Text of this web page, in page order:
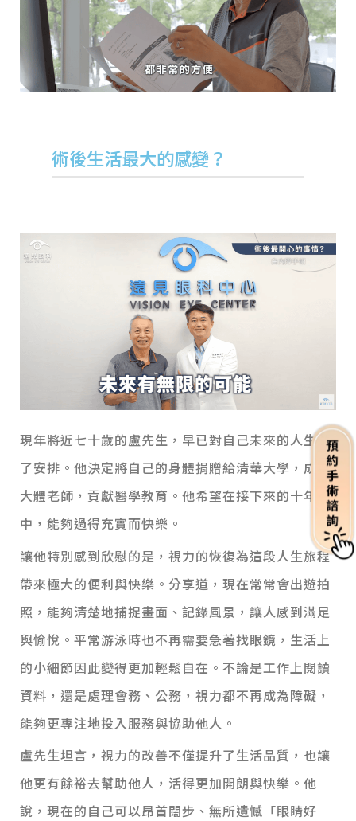
術後生活最大的感變？
現年將近七十歲的盧先生，早已對自己未來的人生做
了安排。他決定將自己的身體捐贈給清華大學，成為
大體老師，貢獻醫學教育。他希望在接下來的十年
中，能夠過得充實而快樂。
讓他特別感到欣慰的是，視力的恢復為這段人生旅程
帶來極大的便利與快樂。分享道，現在常常會出遊拍
照，能夠清楚地捕捉畫面、記錄風景，讓人感到滿足
與愉悅。平常游泳時也不再需要急著找眼鏡，生活上
的小細節因此變得更加輕鬆自在。 不論是工作上閱讀
資料，還是處理會務、公務，視力都不再成為障礙，
能夠更專注地投入服務與協助他人。
盧先生坦言，視力的改善不僅提升了生活品質，也讓
他更有餘裕去幫助他人，活得更加開朗與快樂。他
說，現在的自己可以昂首闊步、無所遺憾「眼睛好